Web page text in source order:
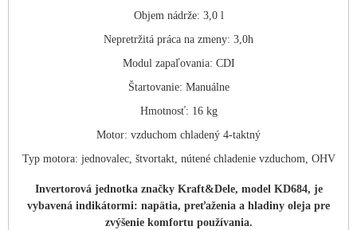
Objem nádrže: 3,0 l
Nepretržitá práca na zmeny: 3,0h
Modul zapaľovania: CDI
Štartovanie: Manuálne
Hmotnosť: 16 kg
Motor: vzduchom chladený 4-taktný
Typ motora: jednovalec, štvortakt, nútené chladenie vzduchom, OHV
Invertorová jednotka značky Kraft&Dele, model KD684, je
vybavená indikátormi: napätia, preťaženia a hladiny oleja pre
zvýšenie komfortu používania.